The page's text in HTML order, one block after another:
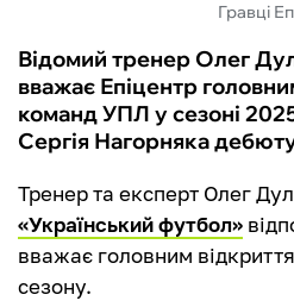
Гравці
Відомий тренер Олег
вважає Епіцентр
команд УПЛ у сезоні
Сергія Нагорняка
Тренер та експерт Олег
«Український футбол»
вважає головним
сезону.